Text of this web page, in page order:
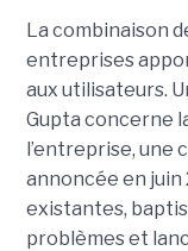
La combinaison
entreprises
aux utilisateurs.
Gupta concerne
l’entreprise, une
annoncée en juin
existantes,
problèmes et